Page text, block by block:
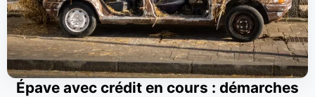
Épave avec crédit en cours : démarches